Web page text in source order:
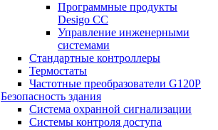
Программные продукты
Desigo CC
Управление инженерными
системами
Стандартные контроллеры
Термостаты
Частотные преобразователи G120P
Безопасность здания
Система охранной сигнализации
Системы контроля доступа